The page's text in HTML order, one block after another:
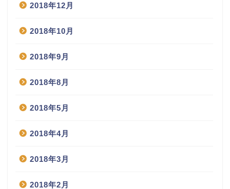
2018年12月
2018年10月
2018年9月
2018年8月
2018年5月
2018年4月
2018年3月
2018年2月